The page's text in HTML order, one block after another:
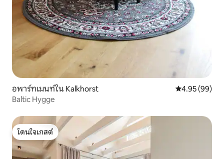
อพาร์ทเมนท์ใน Kalkhorst คะแนนเฉลี่ย
4.95 (99)
Baltic Hygge
โดนใจเกสต์
โดนใจเกสต์